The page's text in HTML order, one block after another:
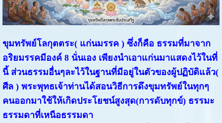
ขุมทรัพย์โลกุตตระ( แก่นมรรค ) ซึ่งก็คือ ธรรมที่มาจาก
อริยมรรคมีองค์ 8 นั่นเอง เพียงนำเอาแก่นมาแสดงไว้ในที่
นี้ ส่วนธรรมอื่นๆละไว้ในฐานที่มีอยู่ในตัวของผู้ปฏิบัติแล้ว(
ศีล ) พระพุทธเจ้าท่านได้สอนวิธีการดึงขุมทรัพย์ในทุกๆ
คนออกมาใช้ให้เกิดประโยชน์สูงสุด(การดับทุกข์) ธรรมะ
ธรรมดาที่เหนือธรรมดา